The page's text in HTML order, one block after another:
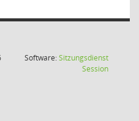
Software:Sitzungsdienst
Session(Wird in